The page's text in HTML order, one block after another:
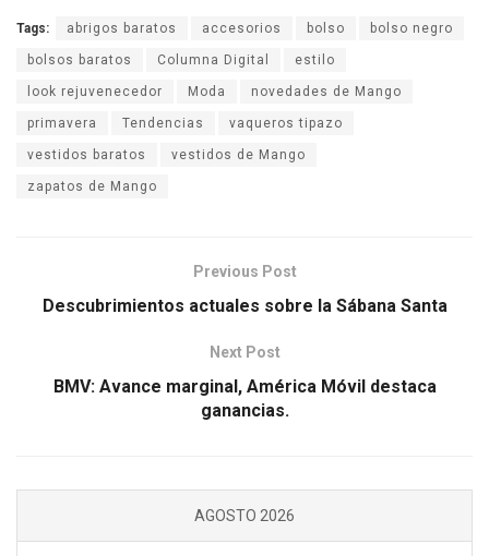
Tags: abrigos baratos accesorios bolso bolso negro
bolsos baratos Columna Digital estilo
look rejuvenecedor Moda novedades de Mango
primavera Tendencias vaqueros tipazo
vestidos baratos vestidos de Mango
zapatos de Mango
Previous Post
Descubrimientos actuales sobre la Sábana Santa
Next Post
BMV: Avance marginal, América Móvil destaca
ganancias.
AGOSTO 2026